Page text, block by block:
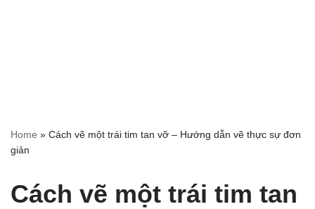
Home » Cách vẽ một trái tim tan vỡ – Hướng dẫn vẽ thực sự đơn
giản
Cách vẽ một trái tim tan